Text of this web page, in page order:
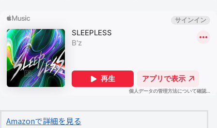
Amazonで詳細を見る